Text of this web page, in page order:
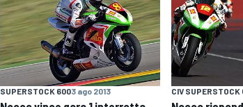
SUPERSTOCK 6003 ago 2013 CIV SUPERSTOCK